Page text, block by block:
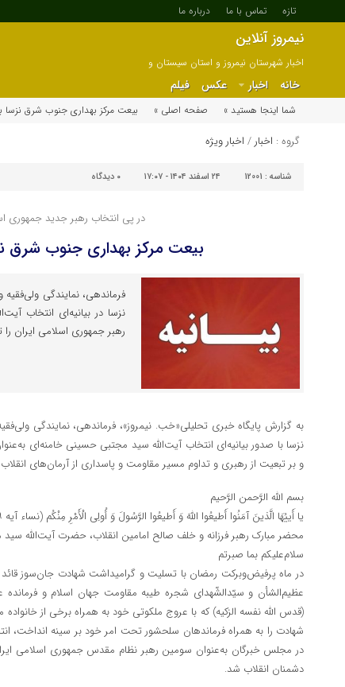
تازه تماس با ما درباره ما
نیمروز آنلاین
اخبار شهرستان نیمروز و استان سیستان و
بلوچستان
خانه اخبار عکس فیلم
شما اینجا هستید »
صفحه اصلی » بیعت مرکز بهداری جنوب شرق نزسا
گروه : اخبار / اخبار ویژه
شناسه : 12001 ۲۴ اسفند ۱۴۰۴ - ۱۷:۰۷ ۰ دیدگاه
در پی انتخاب رهبر جدید جمهوری
بیعت مرکز بهداری جنوب شرق
فرماندهی، نمایندگی
نزسا در بیانیه‌ای انتخاب
رهبر جمهوری اسلامی ایران را
به گزارش پایگاه خبری تحلیلی«خب. نیمروز»، فرماندهی، نمایندگی
نزسا با صدور بیانیه‌ای انتخاب آیت‌الله سید مجتبی حسینی خامنه‌ای
و بر تبعیت از رهبری و تداوم مسیر مقاومت و پاسداری از آرمان‌های انقلاب
بسم الله الرَّحمن الرَّحیم
یا أَییُهَا الَّذینَ آمَنُوا أَطیعُوا اللَّهَ وَ أَطیعُوا الرَّسُولَ وَ أُولِی الْأَمْرِ مِنْکُم (نساء آیه ۵۹)
محضر مبارک رهبر فرزانه و خلف صالح امامین انقلاب، حضرت آیت‌الله
سلام‌علیکم بما صبرتم
در ماه پرفیض‌وبرکت رمضان با تسلیت و گرامیداشت شهادت جان‌سوز
عظیم‌الشأن و سیّدالشّهدای شجره طیبه مقاومت جهان اسلام و فرمانده
(قدس الله نفسه الزکیه) که با عروج ملکوتی خود به همراه برخی از
شهادت را به همراه فرماندهان سلحشور تحت امر خود بر سینه انداخت،
در مجلس خبرگان به‌عنوان سومین رهبر نظام مقدس جمهوری اسلامی
دشمنان انقلاب شد.